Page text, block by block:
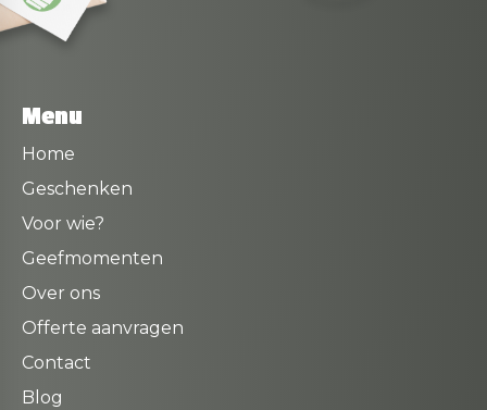
Menu
Home
Geschenken
Voor wie?
Geefmomenten
Over ons
Offerte aanvragen
Contact
Blog